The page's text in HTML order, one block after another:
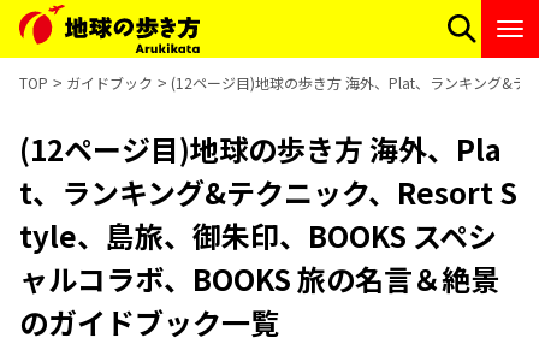
TOP ガイドブック (12ページ目)地球の歩き方 海外、Plat、ランキング&テ
(12ページ目)地球の歩き方 海外、Pla
t、ランキング&テクニック、Resort S
tyle、島旅、御朱印、BOOKS スペシ
ャルコラボ、BOOKS 旅の名言＆絶景
のガイドブック一覧